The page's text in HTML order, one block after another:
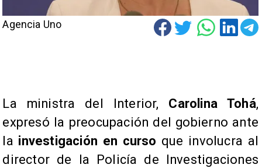
Agencia Uno
La ministra del Interior, Carolina Tohá,
expresó la preocupación del gobierno ante
la investigación en curso que involucra al
director de la Policía de Investigaciones